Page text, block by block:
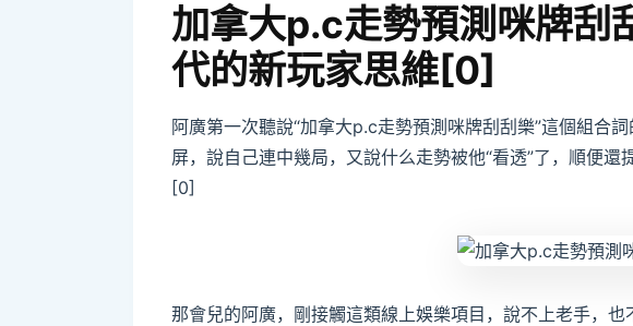
加拿大p.c走勢預測咪牌刮
代的新玩家思維[0]
阿廣第一次聽說“加拿大p.c走勢預測咪牌刮刮樂”這個組合
屏，說自己連中幾局，又說什么走勢被他“看透”了，順便還
[0]
那會兒的阿廣，剛接觸這類線上娛樂項目，說不上老手，也